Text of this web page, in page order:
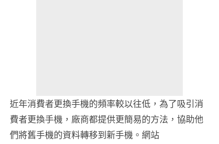
近年消費者更換手機的頻率較以往低，為了吸引消
費者更換手機，廠商都提供更簡易的方法，協助他
們將舊手機的資料轉移到新手機。網站